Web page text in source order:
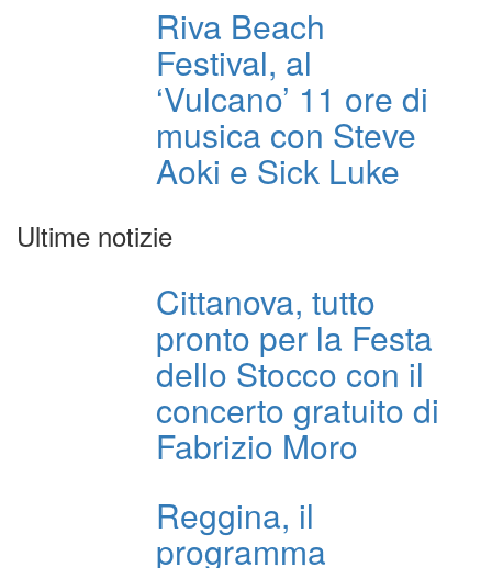
Riva Beach
Festival, al
‘Vulcano’ 11 ore di
musica con Steve
Aoki e Sick Luke
Ultime notizie
Cittanova, tutto
pronto per la Festa
dello Stocco con il
concerto gratuito di
Fabrizio Moro
Reggina, il
programma